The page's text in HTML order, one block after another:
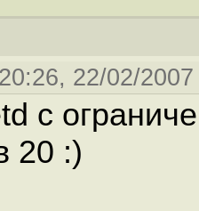
22/02/
с
20 :)